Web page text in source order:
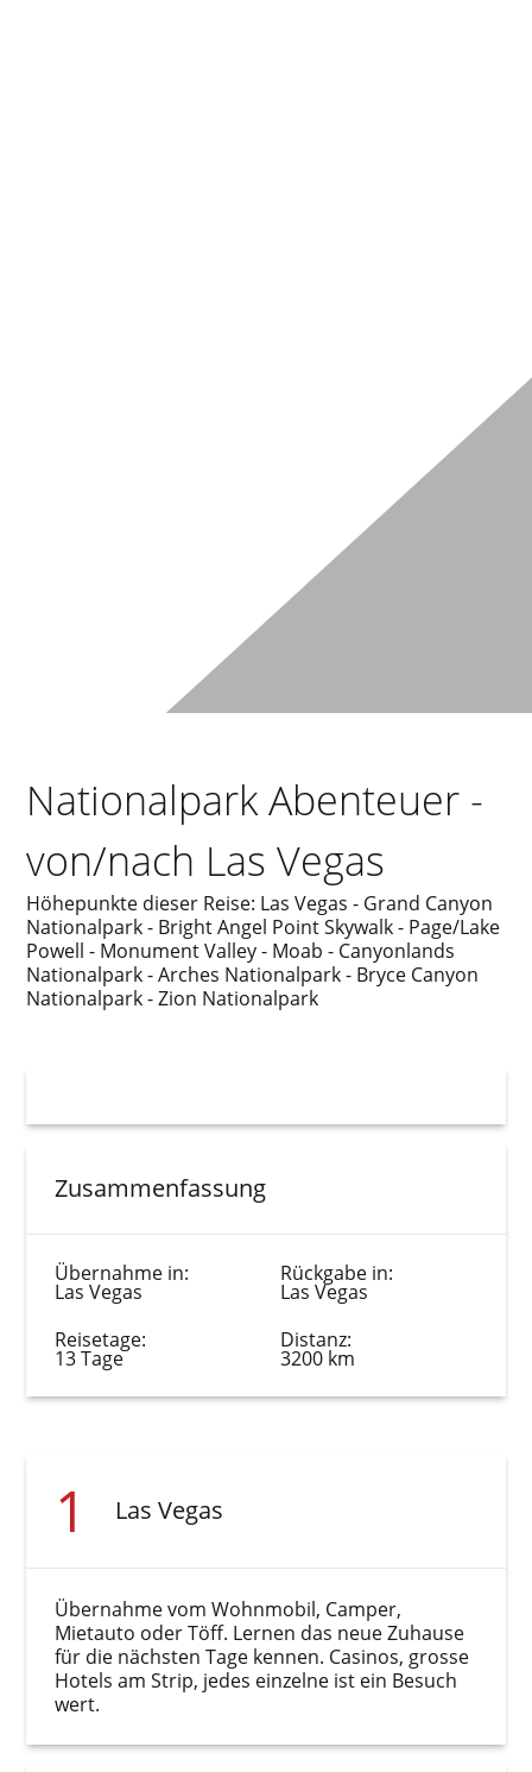
Nationalpark Abenteuer -
von/nach Las Vegas
Höhepunkte dieser Reise: Las Vegas - Grand Canyon
Nationalpark - Bright Angel Point Skywalk - Page/Lake
Powell - Monument Valley - Moab - Canyonlands
Nationalpark - Arches Nationalpark - Bryce Canyon
Nationalpark - Zion Nationalpark
Zusammenfassung
Übernahme in:
Las Vegas
Rückgabe in:
Las Vegas
Reisetage:
13 Tage
Distanz:
3200 km
1 Las Vegas
Übernahme vom Wohnmobil, Camper,
Mietauto oder Töff. Lernen das neue Zuhause
für die nächsten Tage kennen. Casinos, grosse
Hotels am Strip, jedes einzelne ist ein Besuch
wert.